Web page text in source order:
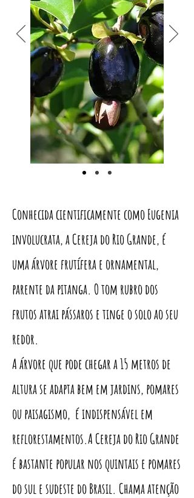
Conhecida cientificamente como Eugenia
involucrata, a Cereja do Rio Grande, é
uma árvore frutífera e ornamental,
parente da pitanga. O tom rubro dos
frutos atrai pássaros e tinge o solo ao seu
redor.
A árvore que pode chegar a 15 metros de
altura se adapta bem em jardins, pomares
ou paisagismo, é indispensável em
reflorestamentos.A Cereja do Rio Grande
é bastante popular nos quintais e pomares
do sul e sudeste do Brasil. Chama atenção